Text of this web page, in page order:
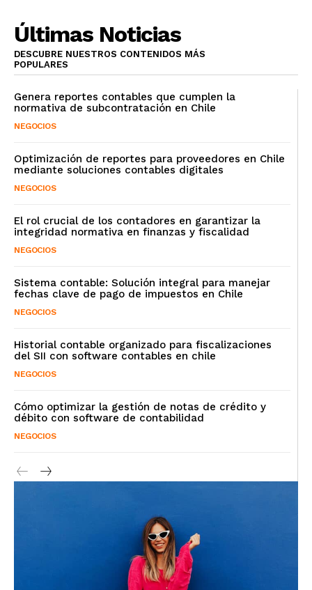
Últimas Noticias
DESCUBRE NUESTROS CONTENIDOS MÁS
POPULARES
Genera reportes contables que cumplen la
normativa de subcontratación en Chile
NEGOCIOS
Optimización de reportes para proveedores en Chile
mediante soluciones contables digitales
NEGOCIOS
El rol crucial de los contadores en garantizar la
integridad normativa en finanzas y fiscalidad
NEGOCIOS
Sistema contable: Solución integral para manejar
fechas clave de pago de impuestos en Chile
NEGOCIOS
Historial contable organizado para fiscalizaciones
del SII con software contables en chile
NEGOCIOS
Cómo optimizar la gestión de notas de crédito y
débito con software de contabilidad
NEGOCIOS